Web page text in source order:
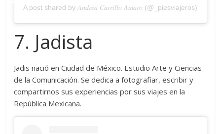
A post shared by 𝐴𝑛𝑑𝑟𝑒𝑎 𝐶𝑎𝑟𝑟𝑖𝑙𝑙𝑜 𝐴𝑚𝑎𝑟𝑜 (@_piesviajeros)
7. Jadista
Jadis nació en Ciudad de México. Estudio Arte y Ciencias
de la Comunicación. Se dedica a fotografiar, escribir y
compartirnos sus experiencias por sus viajes en la
República Mexicana.